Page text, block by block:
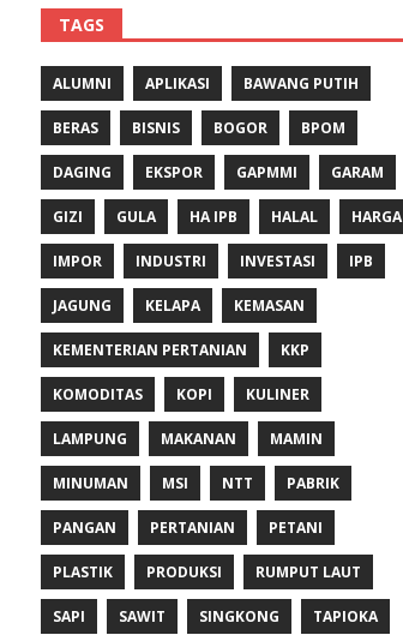
TAGS
ALUMNI APLIKASI BAWANG PUTIH
BERAS BISNIS BOGOR BPOM
DAGING EKSPOR GAPMMI GARAM
GIZI GULA HA IPB HALAL HARGA
IMPOR INDUSTRI INVESTASI IPB
JAGUNG KELAPA KEMASAN
KEMENTERIAN PERTANIAN KKP
KOMODITAS KOPI KULINER
LAMPUNG MAKANAN MAMIN
MINUMAN MSI NTT PABRIK
PANGAN PERTANIAN PETANI
PLASTIK PRODUKSI RUMPUT LAUT
SAPI SAWIT SINGKONG TAPIOKA